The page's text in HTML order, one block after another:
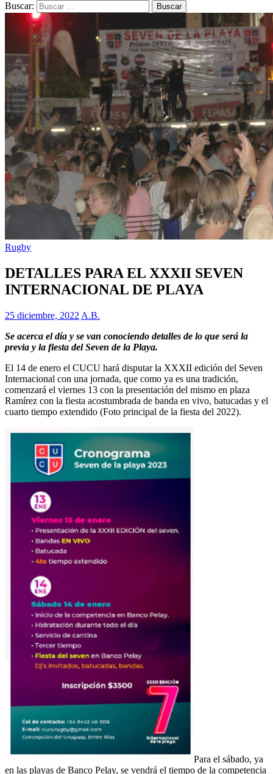
Buscar:
Rugby
DETALLES PARA EL XXXII SEVEN
INTERNACIONAL DE PLAYA
25 diciembre, 2022 A.B.
Se acerca el día y se van conociendo detalles de lo que será la
previa y la fiesta del Seven de la Playa.
El 14 de enero el CUCU hará disputar la XXXII edición del Seven
Internacional con una jornada, que como ya es una tradición,
comenzará el viernes 13 con la presentación del mismo en plaza
Ramírez con la fiesta acostumbrada de banda en vivo, batucadas y el
cuarto tiempo extendido (Foto principal de la fiesta del 2022).
Para el sábado, ya
en las playas de Banco Pelay, se vendrá el tiempo de la competencia